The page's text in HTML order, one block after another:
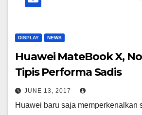
DISPLAY NEWS
Huawei MateBook X,
Tipis Performa Sadis
JUNE 13, 2017
Huawei baru saja memperkenalkan